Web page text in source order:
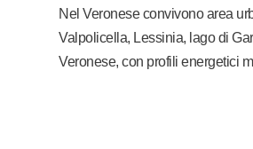
Nel Veronese convivono area
Valpolicella, Lessinia, lago di
Veronese, con profili energetici